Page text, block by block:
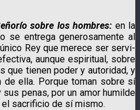
sobre los hombres: en la
se entrega generosamente al
Rey que merece ser servi­
aunque espiri­tual, sobre
que tienen poder y autori­dad, y
de ella. Porque toman sobre sí
penas, por un amor humilde
sacrificio de sí mismo.